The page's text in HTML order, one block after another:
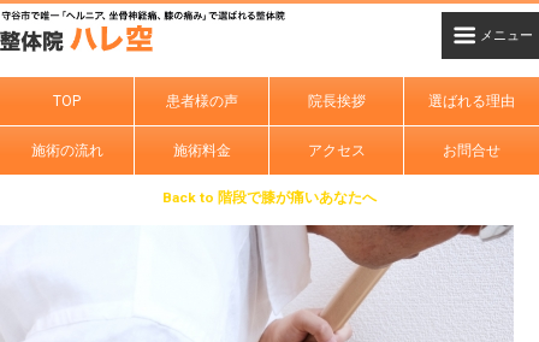
TOP 患者様の声 院長挨拶 選ばれる理由
施術の流れ 施術料金 アクセス お問合せ
Back to 階段で膝が痛いあなたへ